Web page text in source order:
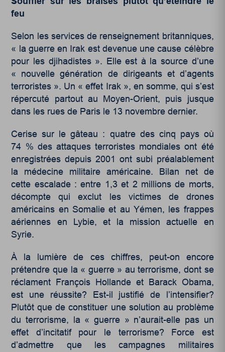
feu
Selon les services de renseignement britanniques,
« la guerre en Irak est devenue une cause célèbre
pour les djihadistes ». Elle est à la source d’une
« nouvelle génération de dirigeants et d’agents
terroristes ». Un « effet Irak », en somme, qui s’est
répercuté partout au Moyen-Orient, puis jusque
dans les rues de Paris le 13 novembre dernier.
Cerise sur le gâteau : quatre des cinq pays où
74 % des attaques terroristes mondiales ont été
enregistrées depuis 2001 ont subi préalablement
la médecine militaire américaine. Bilan net de
cette escalade : entre 1,3 et 2 millions de morts,
décompte qui exclut les victimes de drones
américains en Somalie et au Yémen, les frappes
aériennes en Lybie, et la mission actuelle en
Syrie.
À la lumière de ces chiffres, peut-on encore
prétendre que la « guerre » au terrorisme, dont se
réclament François Hollande et Barack Obama,
est une réussite? Est-il justifié de l’intensifier?
Plutôt que de constituer une solution au problème
du terrorisme, la « guerre » n’aurait-elle pas un
effet d’incitatif pour le terrorisme? Force est
d’admettre que les campagnes militaires